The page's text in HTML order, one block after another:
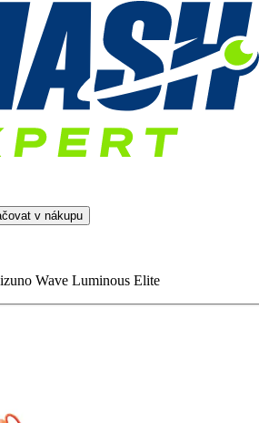
v nákupu
Wave Luminous Elite